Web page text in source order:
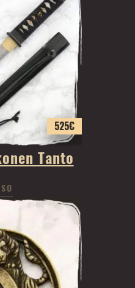
525€
Tanto